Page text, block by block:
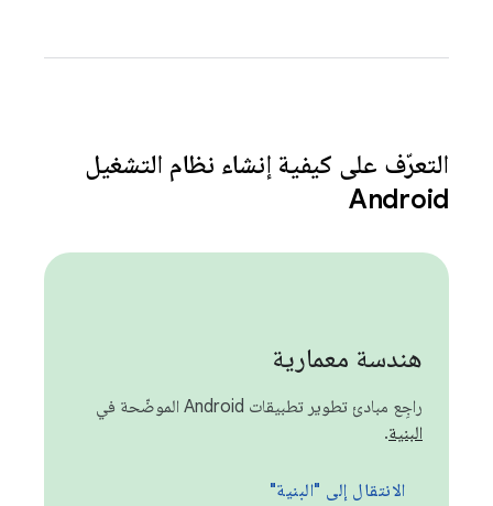
التعرّف على كيفية إنشاء نظام التشغيل
Android
هندسة معمارية
راجِع مبادئ تطوير تطبيقات Android الموضّحة في
البنية.
الانتقال إلى "البنية"